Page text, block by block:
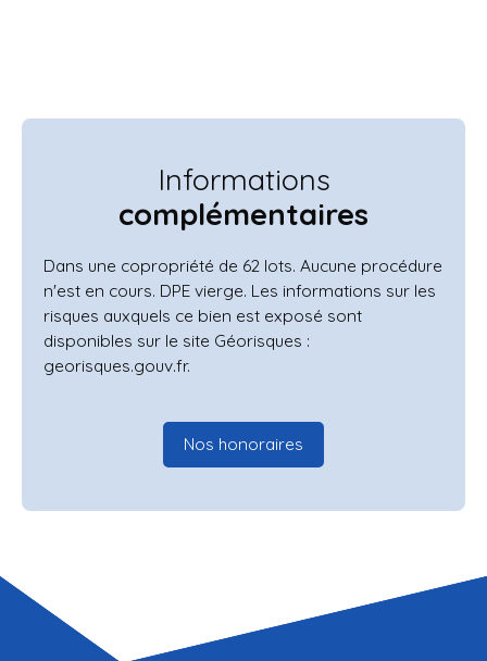
Informations
complémentaires
Dans une copropriété de 62 lots. Aucune procédure
n'est en cours. DPE vierge. Les informations sur les
risques auxquels ce bien est exposé sont
disponibles sur le site Géorisques :
georisques.gouv.fr.
Nos honoraires